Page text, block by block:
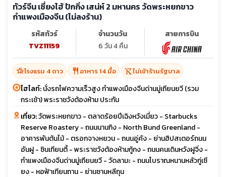
ทัวร์จีน เซี่ยงไฮ้ ปักกิ่ง เสน่ห์ 2 มหานคร วัดพระหยกขาว
กำแพงเมืองจีน (ไม่ลงร้าน)
รหัสทัวร์
TVZ11159
จำนวนวัน
6 วัน 4 คืน
สายการบิน
hotel_classโรงแรม 4 ดาว restaurant อาหาร 14 มื้อ shopping_cart_offไม่เข้าร้านรัฐบาล
ไฮไลท์:นั่งรถไฟความเร็วสูง กำแพงเมืองจีนด่านมู่เถียนยวี (รวม
กระเช้า) พระราชวังต้องห้าม ประกัน
เที่ยว:วัดพระหยกขาว - ตลาดร้อยปีเฉิงหวังเมี่ยว - Starbucks
Reserve Roastery - ถนนนานกิง - North Bund Greenland -
อาคารพันต้นไม้ - ตรอกจางหยวน - ถนนอู่คัง - ย่านฮิปสเตอร์ถนน
อันฝู - ซินเทียนตี้ - พระราชวังต้องห้ามกู้กง - ถนนคนเดินหวังฝูจิ่ง -
กำแพงเมืองจีนด่านมู่เถียนยวี - วัดลามะ - ถนนโบราณหนานหลัวกู่เซี
ยง - หอฟ้าเทียนถาน - ย่านซานหลีถุน